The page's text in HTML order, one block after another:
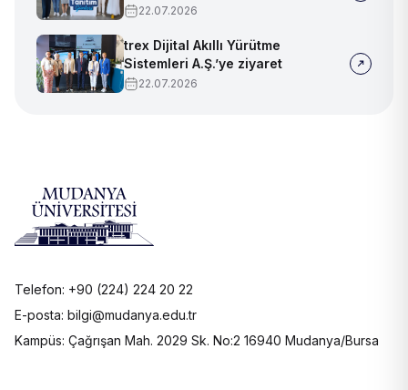
devam ediyoruz!
22.07.2026
trex Dijital Akıllı Yürütme
Sistemleri A.Ş.’ye ziyaret
22.07.2026
Telefon: +90 (224) 224 20 22
E-posta: bilgi@mudanya.edu.tr
Kampüs: Çağrışan Mah. 2029 Sk. No:2 16940 Mudanya/Bursa